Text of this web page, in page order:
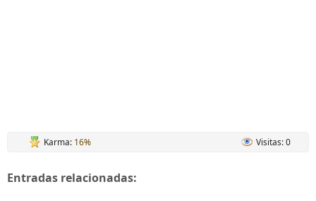
Karma: 16% Visitas: 0
Entradas relacionadas: